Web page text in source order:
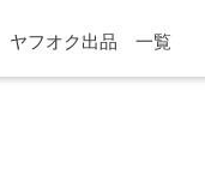
ヤフオク出品 一覧